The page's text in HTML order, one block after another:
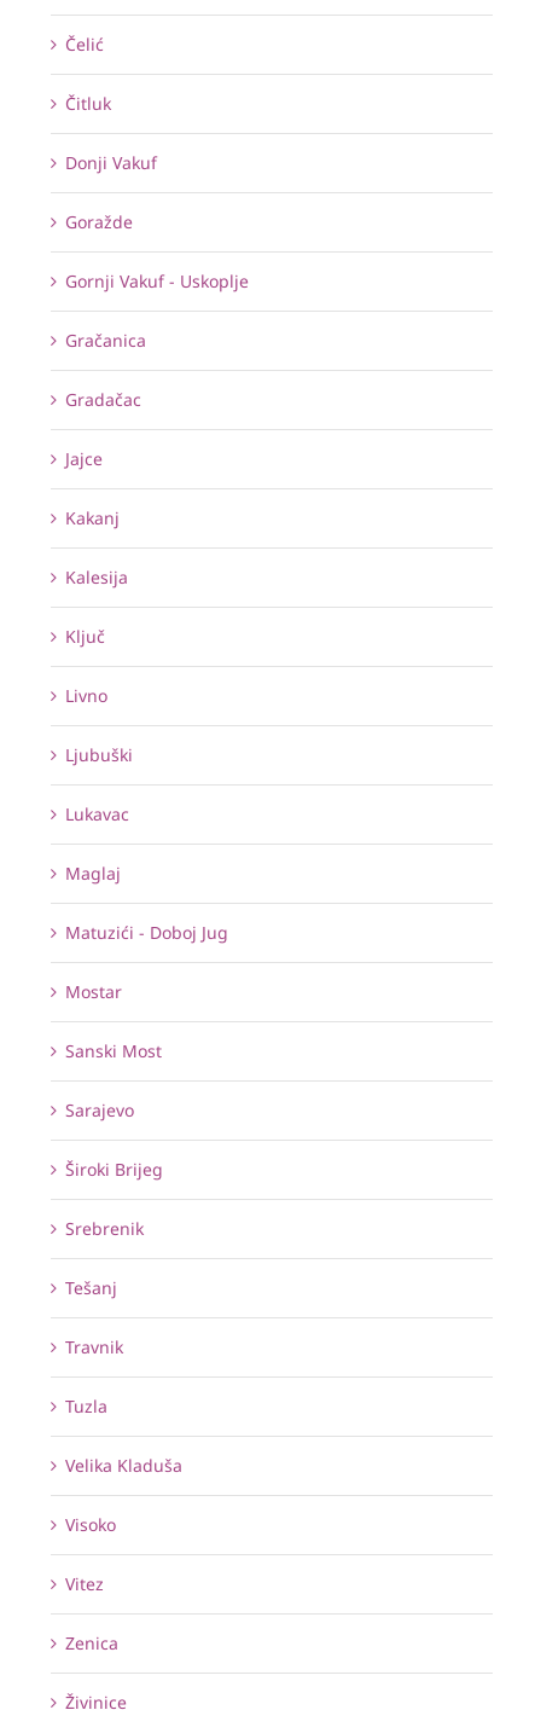
Čelić
Čitluk
Donji Vakuf
Goražde
Gornji Vakuf - Uskoplje
Gračanica
Gradačac
Jajce
Kakanj
Kalesija
Ključ
Livno
Ljubuški
Lukavac
Maglaj
Matuzići - Doboj Jug
Mostar
Sanski Most
Sarajevo
Široki Brijeg
Srebrenik
Tešanj
Travnik
Tuzla
Velika Kladuša
Visoko
Vitez
Zenica
Živinice